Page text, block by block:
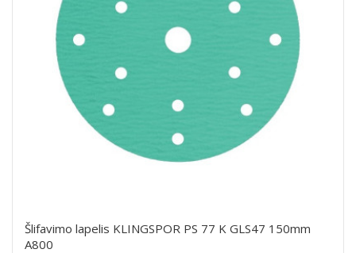
Šlifavimo lapelis KLINGSPOR PS 77 K GLS47 150mm
A800